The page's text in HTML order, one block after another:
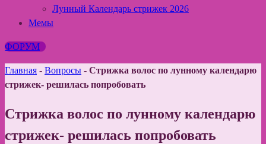
Лунный Календарь стрижек 2026
Мемы
ФОРУМ
Главная - Вопросы - Стрижка волос по лунному календарю
стрижек- решилась попробовать
Стрижка волос по лунному календарю
стрижек- решилась попробовать